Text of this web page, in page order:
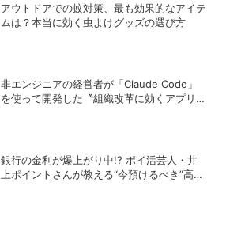
アウトドアでの蚊対策、最も効果的なアイテ
ムは？本当に効く虫よけグッズの選び方
非エンジニアの経営者が「Claude Code」
を使って開発した〝組織改革に効くアプリ〟
銀行の金利が爆上がり中!? ポイ活芸人・井
上ポイントさんが教える“今預けるべき”高金